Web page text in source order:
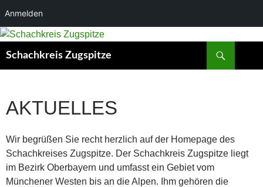
Anmelden
Zum
springen
Schachkreis Zugspitze
AKTUELLES
Wir begrüßen Sie recht herzlich auf der Homepage des
Schachkreises Zugspitze. Der Schachkreis Zugspitze liegt
im Bezirk Oberbayern und umfasst ein Gebiet vom
Münchener Westen bis an die Alpen. Ihm gehören die